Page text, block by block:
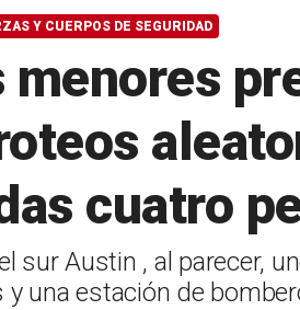
Y CUERPOS DE SEGURIDAD
cuatro
sur Austin , al parecer,
y una estación de